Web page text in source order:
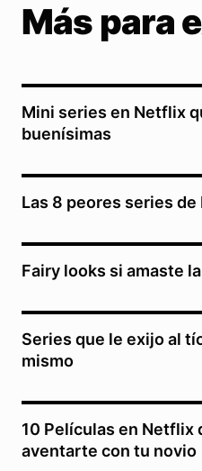
Más para
Mini series en Netflix
buenísimas
Las 8 peores series
Fairy looks si amaste
Series que le exijo al
mismo
10 Películas en Netflix
aventarte con tu novio